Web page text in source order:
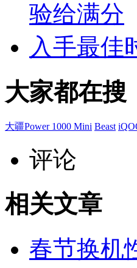
验给满分
入手最佳
大家都在搜
大疆Power 1000 Mini Beast
评论
相关文章
春节换机